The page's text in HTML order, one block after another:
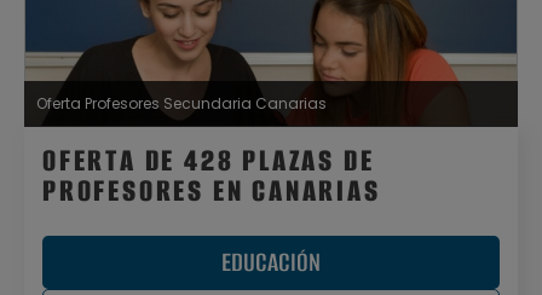
Oferta Profesores Secundaria Canarias
OFERTA DE 428 PLAZAS DE
PROFESORES EN CANARIAS
EDUCACIÓN